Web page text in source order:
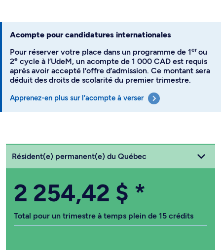
Acompte pour candidatures internationales
Pour réserver votre place dans un programme de 1erou
2e cycle à l’UdeM, un acompte de 1 000 CAD est requis
après avoir accepté l’offre d’admission. Ce montant sera
déduit des droits de scolarité du premier trimestre.
Apprenez-en plus sur l’acompte à verser
Choisissez votre statut
Résident(e) permanent(e) du Québec
2 254,42 $ *
Total pour un trimestre à temps plein de 15 crédits